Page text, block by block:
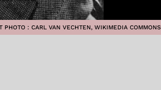
PHOTO : CARL VAN VECHTEN, WIKIMEDIA COMMONS